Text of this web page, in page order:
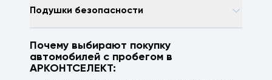
Подушки безопасности
Почему выбирают покупку
автомобилей с пробегом в
АРКОНТСЕЛЕКТ: